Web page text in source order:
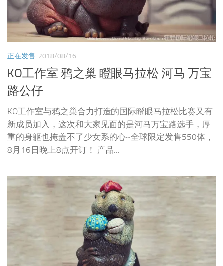
正在发售 2018/08/16
KO工作室 鸦之巢 瞪眼马拉松 河马 万宝
路公仔
KO工作室与鸦之巢合力打造的国际瞪眼马拉松比赛又有
新成员加入，这次和大家见面的是河马万宝路选手，厚
重的身躯也掩盖不了少女系的心~全球限定发售550体，
8月16日晚上8点开订！ 产品...